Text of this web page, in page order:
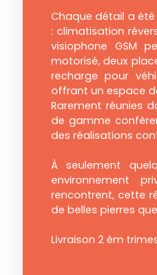
Chaque détail a
: climatisation
visiophone GSM
motorisé, deux
recharge pour
offrant un espace
Rarement réunies
de gamme
des réalisations
À seulement
environnement
rencontrent, cette
de belles pierres
Livraison 2 èm